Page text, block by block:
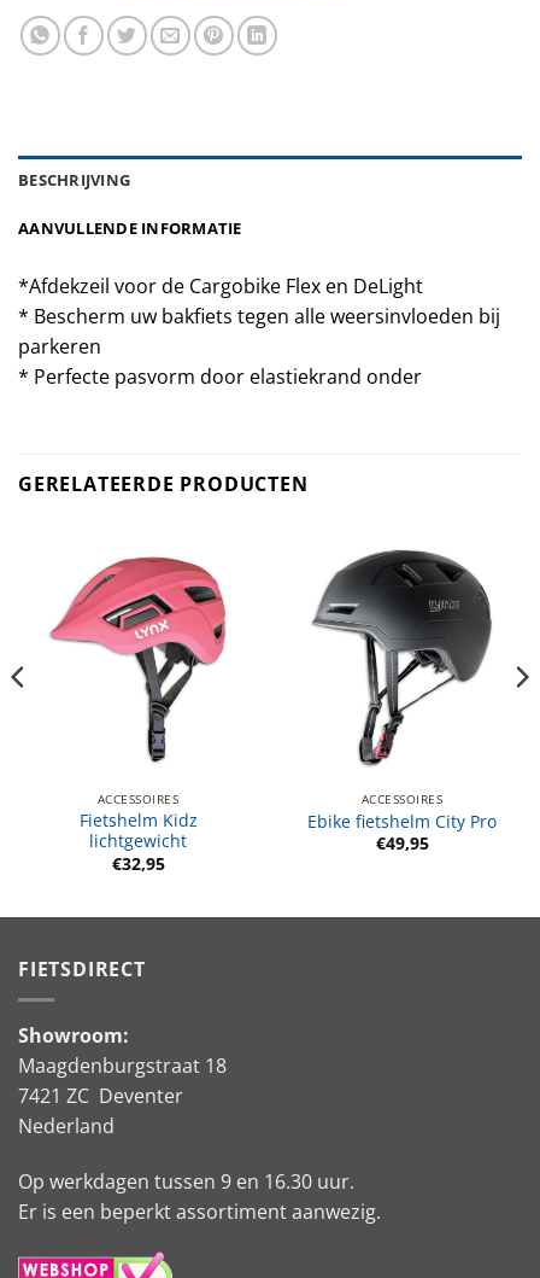
BESCHRIJVING
AANVULLENDE INFORMATIE
*Afdekzeil voor de Cargobike Flex en DeLight
* Bescherm uw bakfiets tegen alle weersinvloeden bij
parkeren
* Perfecte pasvorm door elastiekrand onder
GERELATEERDE PRODUCTEN
ACCESSOIRES
Fietshelm Kidz
lichtgewicht
€32,95
ACCESSOIRES
Ebike fietshelm City Pro
€49,95
FIETSDIRECT
Showroom:
Maagdenburgstraat 18
7421 ZC Deventer
Nederland
Op werkdagen tussen 9 en 16.30 uur.
Er is een beperkt assortiment aanwezig.